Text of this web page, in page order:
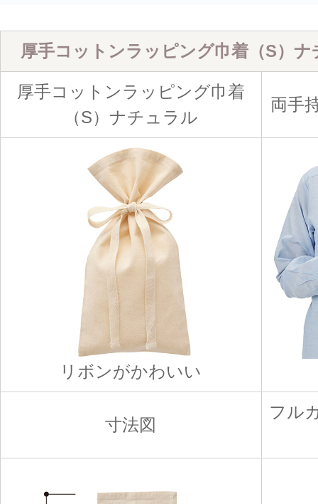
厚手コットンラッピング巾着（S）
厚手コットンラッピング巾着
（S）ナチュラル
両手
リボンがかわいい
寸法図
フル